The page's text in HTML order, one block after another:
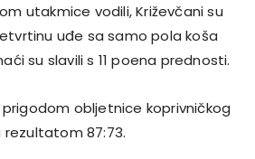
utakmice vodili, Križevčani su
uđe sa samo pola koša
su slavili s 11 poena prednosti.
obljetnice koprivničkog
rezultatom 87:73.